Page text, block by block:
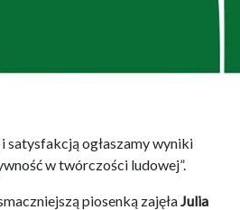
satysfakcją ogłaszamy wyniki
w twórczości ludowej”.
piosenką zajęłaJulia